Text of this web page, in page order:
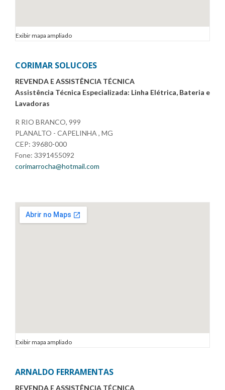
Exibir mapa ampliado
CORIMAR SOLUCOES
REVENDA E ASSISTÊNCIA TÉCNICA
Assistência Técnica Especializada: Linha Elétrica, Bateria e
Lavadoras
R RIO BRANCO, 999
PLANALTO - CAPELINHA , MG
CEP: 39680-000
Fone: 3391455092
corimarrocha@hotmail.com
Exibir mapa ampliado
ARNALDO FERRAMENTAS
REVENDA E ASSISTÊNCIA TÉCNICA